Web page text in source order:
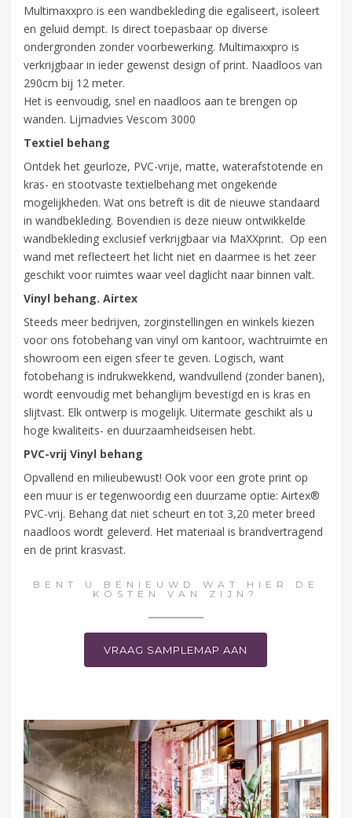
Multimaxxpro is een wandbekleding die egaliseert, isoleert
en geluid dempt. Is direct toepasbaar op diverse
ondergronden zonder voorbewerking. Multimaxxpro is
verkrijgbaar in ieder gewenst design of print. Naadloos van
290cm bij 12 meter.
Het is eenvoudig, snel en naadloos aan te brengen op
wanden. Lijmadvies Vescom 3000
Textiel behang
Ontdek het geurloze, PVC-vrije, matte, waterafstotende en
kras- en stootvaste textielbehang met ongekende
mogelijkheden. Wat ons betreft is dit de nieuwe standaard
in wandbekleding. Bovendien is deze nieuw ontwikkelde
wandbekleding exclusief verkrijgbaar via MaXXprint. Op een
wand met reflecteert het licht niet en daarmee is het zeer
geschikt voor ruimtes waar veel daglicht naar binnen valt.
Vinyl behang. Airtex
Steeds meer bedrijven, zorginstellingen en winkels kiezen
voor ons fotobehang van vinyl om kantoor, wachtruimte en
showroom een eigen sfeer te geven. Logisch, want
fotobehang is indrukwekkend, wandvullend (zonder banen),
wordt eenvoudig met behanglijm bevestigd en is kras en
slijtvast. Elk ontwerp is mogelijk. Uitermate geschikt als u
hoge kwaliteits- en duurzaamheidseisen hebt.
PVC-vrij Vinyl behang
Opvallend en milieubewust! Ook voor een grote print op
een muur is er tegenwoordig een duurzame optie: Airtex®
PVC-vrij. Behang dat niet scheurt en tot 3,20 meter breed
naadloos wordt geleverd. Het materiaal is brandvertragend
en de print krasvast.
BENT U BENIEUWD WAT HIER DE
KOSTEN VAN ZIJN?
VRAAG SAMPLEMAP AAN